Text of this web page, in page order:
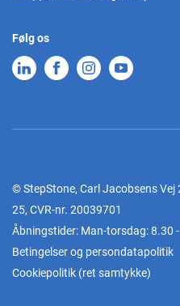
Følg os
© StepStone, Carl Jacobsens Vej
25, CVR-nr. 20039701
Åbningstider: Man-torsdag: 8.30
Betingelser og persondatapolitik
Cookiepolitik (ret samtykke)